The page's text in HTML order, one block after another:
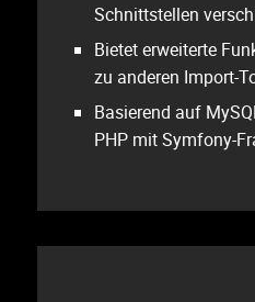
Schnittstellen
Bietet erweiterte
zu anderen Import-
Basierend auf
PHP mit Symfony-